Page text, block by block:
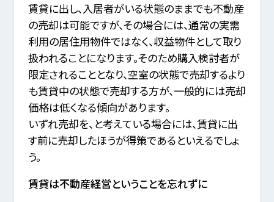
賃貸に出し、入居者がいる状態のままでも不動産
の売却は可能ですが、その場合には、通常の実需
利用の居住用物件ではなく、収益物件として取り
扱われることになります。そのため購入検討者が
限定されることとなり、空室の状態で売却するより
も賃貸中の状態で売却する方が、一般的には売却
価格は低くなる傾向があります。
いずれ売却を、と考えている場合には、賃貸に出
す前に売却したほうが得策であるといえるでしょ
う。
賃貸は不動産経営ということを忘れずに